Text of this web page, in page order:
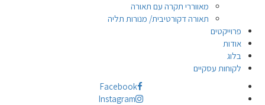
מאווררי תקרה עם תאורה
תאורה דקורטיבית/ מנורות תליה
פרוייקטים
אודות
בלוג
לקוחות עסקיים
Facebook
Instagram